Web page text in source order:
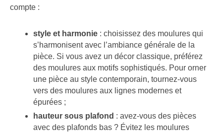
compte :
style et harmonie: choisissez des moulures qui
s’harmonisent avec l’ambiance générale de la
pièce. Si vous avez un décor classique, préférez
des moulures aux motifs sophistiqués. Pour orner
une pièce au style contemporain, tournez-vous
vers des moulures aux lignes modernes et
épurées ;
hauteur sous plafond : avez-vous des pièces
avec des plafonds bas ? Évitez les moulures